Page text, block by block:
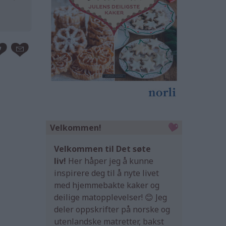
Velkommen!
Velkommen til Det søte
liv! Her håper jeg å kunne
inspirere deg til å nyte livet
med hjemmebakte kaker og
deilige matopplevelser! 😊 Jeg
deler oppskrifter på norske og
utenlandske matretter, bakst